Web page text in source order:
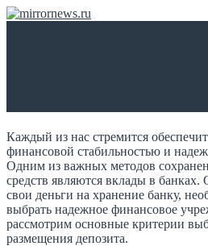
Каждый из нас стремится
финансовой стабильностью и
Одним из важных методов
средств являются вклады в банках.
свои деньги на хранение банку,
выбрать надежное финансовое
рассмотрим основные критерии
размещения депозита.